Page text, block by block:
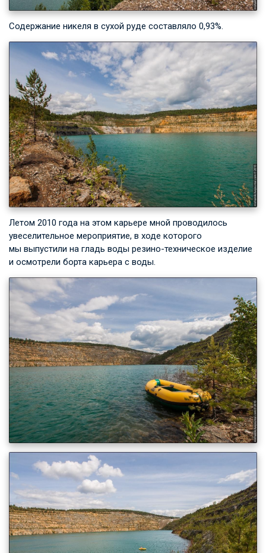
Содержание никеля в сухой руде составляло 0,93%.
Летом 2010 года на этом карьере мной проводилось
увеселительное мероприятие, в ходе которого
мы выпустили на гладь воды резино-техническое изделие
и осмотрели борта карьера с воды.